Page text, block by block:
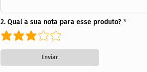
2. Qual a sua nota para esse produto?
Enviar